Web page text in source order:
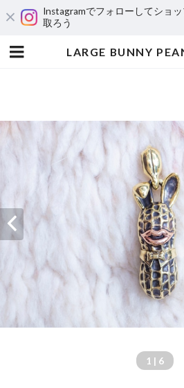
Instagramでフォローしてショ
取ろう
1 | 6